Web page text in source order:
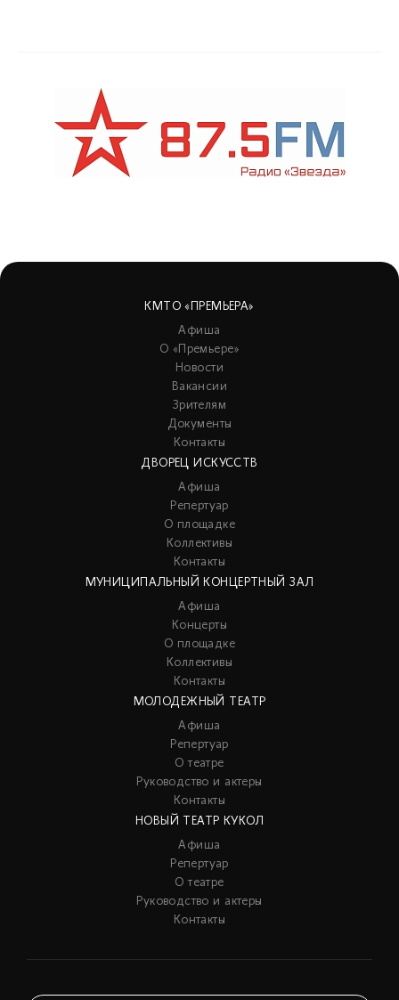
КМТО «ПРЕМЬЕРА»
Афиша
О «Премьере»
Новости
Вакансии
Зрителям
Документы
Контакты
ДВОРЕЦ ИСКУССТВ
Афиша
Репертуар
О площадке
Коллективы
Контакты
МУНИЦИПАЛЬНЫЙ КОНЦЕРТНЫЙ ЗАЛ
Афиша
Концерты
О площадке
Коллективы
Контакты
МОЛОДЕЖНЫЙ ТЕАТР
Афиша
Репертуар
О театре
Руководство и актеры
Контакты
НОВЫЙ ТЕАТР КУКОЛ
Афиша
Репертуар
О театре
Руководство и актеры
Контакты